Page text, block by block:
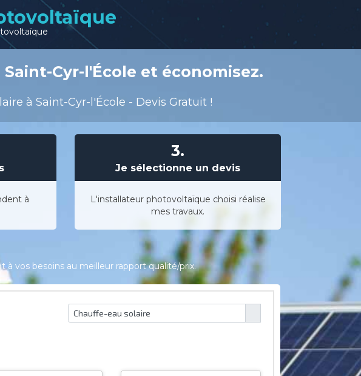
Cyr-l'École et économisez.
à Saint-Cyr-l'École - Devis Gratuit !
à
3.
Je sélectionne un devis
L'installateur photovoltaïque choisi réalise
mes travaux.
à vos besoins au meilleur rapport qualité/prix.